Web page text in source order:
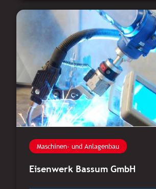
Maschinen- und Anlagenbau
Eisenwerk Bassum GmbH